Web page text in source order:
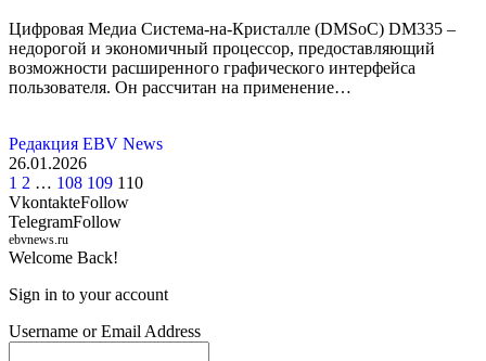
Цифровая Медиа Система-на-Кристалле (DMSoC) DM335 –
недорогой и экономичный процессор, предоставляющий
возможности расширенного графического интерфейса
пользователя. Он рассчитан на применение…
Редакция EBV News
26.01.2026
1 2 … 108 109 110
VkontakteFollow
TelegramFollow
ebvnews.ru
Welcome Back!
Sign in to your account
Username or Email Address